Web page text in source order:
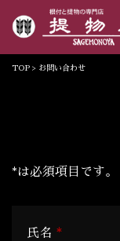
TOP > お問い合わせ
*は必須項目です。
氏名 *